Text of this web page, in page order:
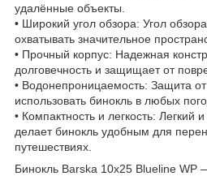
удалённые объекты.
• Широкий угол обзора: Угол
охватывать значительное
• Прочный корпус: Надежная
долговечность и защищает от
• Водонепроницаемость: Защита
использовать бинокль в любых
• Компактность и легкость: Легкий
делает бинокль удобным для
путешествиях.
Бинокль Barska 10x25 Blueline WP